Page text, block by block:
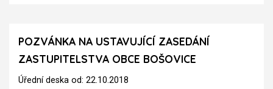
POZVÁNKA NA USTAVUJÍCÍ ZASEDÁNÍ
ZASTUPITELSTVA OBCE BOŠOVICE
Úřední deska od: 22.10.2018